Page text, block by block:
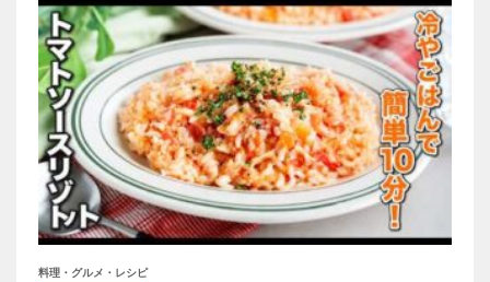
料理・グルメ・レシピ